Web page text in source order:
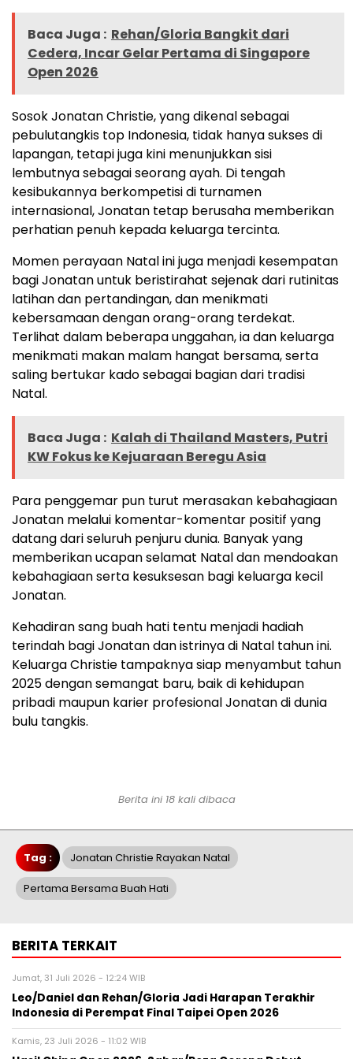
Baca Juga : Rehan/Gloria Bangkit dari
Cedera, Incar Gelar Pertama di Singapore
Open 2026
Sosok Jonatan Christie, yang dikenal sebagai
pebulutangkis top Indonesia, tidak hanya sukses di
lapangan, tetapi juga kini menunjukkan sisi
lembutnya sebagai seorang ayah. Di tengah
kesibukannya berkompetisi di turnamen
internasional, Jonatan tetap berusaha memberikan
perhatian penuh kepada keluarga tercinta.
Momen perayaan Natal ini juga menjadi kesempatan
bagi Jonatan untuk beristirahat sejenak dari rutinitas
latihan dan pertandingan, dan menikmati
kebersamaan dengan orang-orang terdekat.
Terlihat dalam beberapa unggahan, ia dan keluarga
menikmati makan malam hangat bersama, serta
saling bertukar kado sebagai bagian dari tradisi
Natal.
Baca Juga : Kalah di Thailand Masters, Putri
KW Fokus ke Kejuaraan Beregu Asia
Para penggemar pun turut merasakan kebahagiaan
Jonatan melalui komentar-komentar positif yang
datang dari seluruh penjuru dunia. Banyak yang
memberikan ucapan selamat Natal dan mendoakan
kebahagiaan serta kesuksesan bagi keluarga kecil
Jonatan.
Kehadiran sang buah hati tentu menjadi hadiah
terindah bagi Jonatan dan istrinya di Natal tahun ini.
Keluarga Christie tampaknya siap menyambut tahun
2025 dengan semangat baru, baik di kehidupan
pribadi maupun karier profesional Jonatan di dunia
bulu tangkis.
Berita ini 18 kali dibaca
Tag : Jonatan Christie Rayakan Natal
Pertama Bersama Buah Hati
BERITA TERKAIT
Jumat, 31 Juli 2026 - 12:24 WIB
Leo/Daniel dan Rehan/Gloria Jadi Harapan Terakhir
Indonesia di Perempat Final Taipei Open 2026
Kamis, 23 Juli 2026 - 11:02 WIB